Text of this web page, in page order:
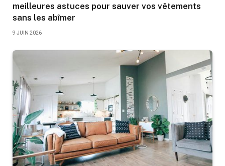
meilleures astuces pour sauver vos vêtements
sans les abîmer
9 JUIN 2026